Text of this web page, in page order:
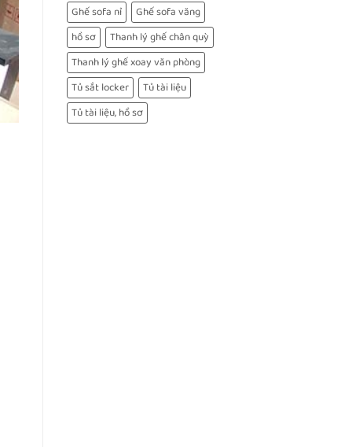
Ghế sofa nỉ
Ghế sofa văng
hồ sơ
Thanh lý ghế chân quỳ
Thanh lý ghế xoay văn phòng
Tủ sắt locker
Tủ tài liệu
Tủ tài liệu, hồ sơ